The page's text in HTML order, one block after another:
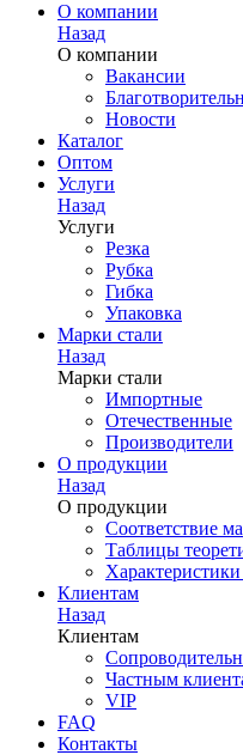
О компании
Назад
О компании
Вакансии
Новости
Каталог
Оптом
Услуги
Назад
Услуги
Резка
Рубка
Гибка
Упаковка
Марки стали
Назад
Марки стали
Импортные
Отечественные
Производители
О продукции
Назад
О продукции
Соответствие
Таблицы
Клиентам
Назад
Клиентам
Частным
VIP
FAQ
Контакты